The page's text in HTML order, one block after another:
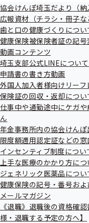
協会けんぽ埼玉だより（納
広報資材（チラシ・冊子な
歯と口の健康づくりについ
健康保険被保険者証の記号
動画コンテンツ
埼玉支部公式LINEについて
申請書の書き方動画
外国人加入者様向けリー
保険証の回収・返却につ
仕事中や通勤途中にケガ
ん
年金事務所内の協会けん
限度額適用認定証などの
インセンティブ制度につい
上手な医療のかかり方につ
ジェネリック医薬品につい
健康保険の記号・番号お
メールマガジン
《退職》退職後の資格確
様・退職する予定の方へ】
資料4 協会のイン
資料5 第5回関東甲
参考資料1 埼玉支
参考資料2 中医協
参考資料3 令和3年
評議会配布資料等
記載されている場合
関連情報